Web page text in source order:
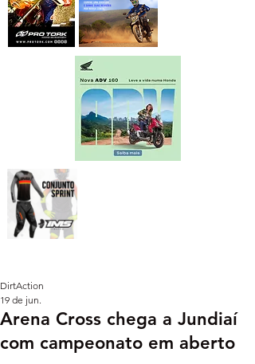
Arena Cross chega a Jundiaí
com campeonato em aberto
DirtAction
19 de jun.